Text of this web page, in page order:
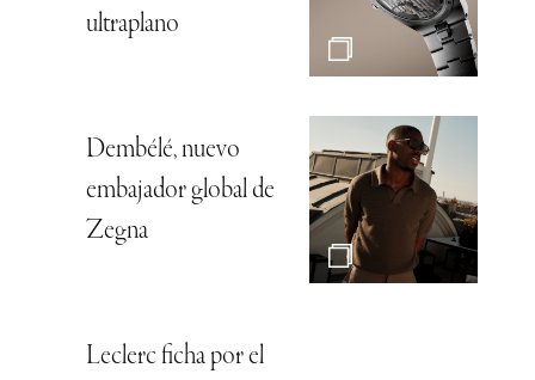
ultraplano
Dembélé, nuevo
embajador global de
Zegna
Leclerc ficha por el